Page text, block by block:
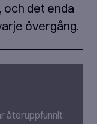
och det enda
övergång.
återuppfunnit